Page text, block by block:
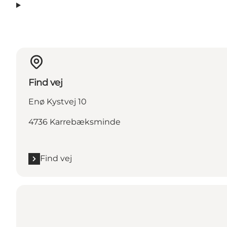
Find vej
Enø Kystvej 10
4736 Karrebæksminde
Find vej